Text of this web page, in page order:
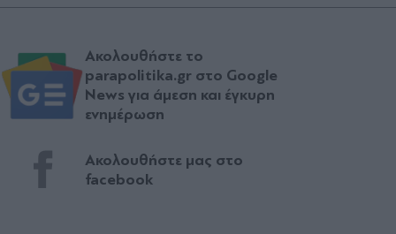
Ακολουθήστε το
parapolitika.gr στο Google
News για άμεση και έγκυρη
ενημέρωση
Ακολουθήστε μας στο
facebook